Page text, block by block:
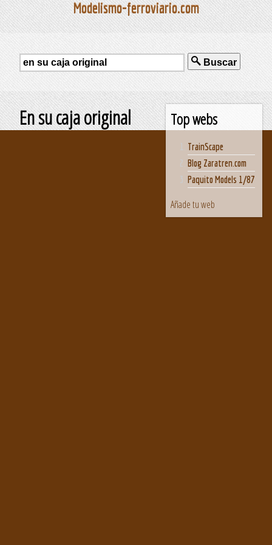
Modelismo-ferroviario.com
Buscar
Top webs
TrainScape
Blog Zaratren.com
Paquito Models 1/87
Añade tu web
En su caja original